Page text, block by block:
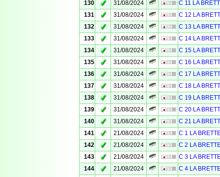
130 ✓ 31/08/2024
C 11 LA
131
✓ 31/08/2024
C 12 LA
132
✓ 31/08/2024
C 13 LA
133
✓ 31/08/2024
C 14 LA
134
✓ 31/08/2024
C 15 LA
135
✓ 31/08/2024
C 16 LA
136
✓ 31/08/2024
C 17 LA
137
✓ 31/08/2024
C 18 LA
138
✓ 31/08/2024
C 19 LA
139
✓ 31/08/2024
C 20 LA
140
✓ 31/08/2024
C 21 LA
141
✓ 21/08/2024
C 1 LA
142
✓ 21/08/2024
C 2 LA
143
✓ 21/08/2024
C 3 LA
144
✓ 21/08/2024
C 4 LA